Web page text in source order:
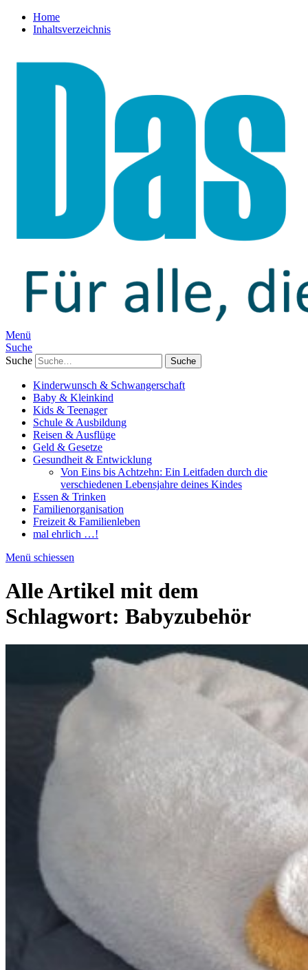
Home
Inhaltsverzeichnis
Menü
Suche
Suche
Kinderwunsch & Schwangerschaft
Baby & Kleinkind
Kids & Teenager
Schule & Ausbildung
Reisen & Ausflüge
Geld & Gesetze
Gesundheit & Entwicklung
Von Eins bis Achtzehn: Ein Leitfaden durch die
verschiedenen Lebensjahre deines Kindes
Essen & Trinken
Familienorganisation
Freizeit & Familienleben
mal ehrlich …!
Menü schiessen
Alle Artikel mit dem
Schlagwort: Babyzubehör